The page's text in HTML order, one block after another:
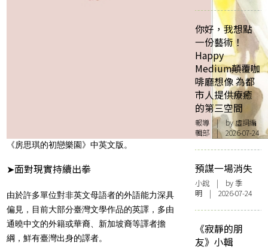
《房思琪的初戀樂園》中英文版。
➤面對現實持續出拳
由於許多單位對非英文母語者的外語能力深具
偏見，目前大部分臺灣文學作品的英譯，多由
通曉中文的外籍或華裔、新加坡裔等譯者擔
綱，鮮有臺灣出身的譯者。
你好，我想點
一份藝術！
Happy
Medium顛覆咖
啡廳想像 為都
市人提供療癒
的第三空間
報導 | by 虛詞編
輯部 | 2026-07-24
預謀一場消失
小說 | by 季
明 | 2026-07-24
《寂靜的朋
友》小輯